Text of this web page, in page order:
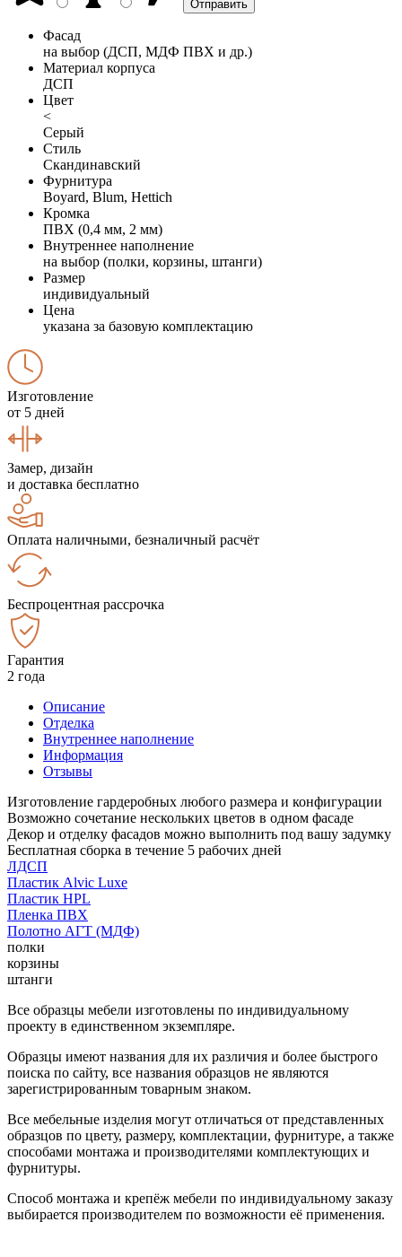
Фасад
на выбор (ДСП, МДФ ПВХ и др.)
Материал корпуса
ДСП
Цвет
<
Серый
Стиль
Скандинавский
Фурнитура
Boyard, Blum, Hettich
Кромка
ПВХ (0,4 мм, 2 мм)
Внутреннее наполнение
на выбор (полки, корзины, штанги)
Размер
индивидуальный
Цена
указана за базовую комплектацию
Изготовление
от 5 дней
Замер, дизайн
и доставка бесплатно
Оплата наличными, безналичный расчёт
Беспроцентная рассрочка
Гарантия
2 года
Описание
Отделка
Внутреннее наполнение
Информация
Отзывы
Изготовление гардеробных любого размера и конфигурации
Возможно сочетание нескольких цветов в одном фасаде
Декор и отделку фасадов можно выполнить под вашу задумку
Бесплатная сборка в течение 5 рабочих дней
ЛДСП
Пластик Alvic Luxe
Пластик HPL
Пленка ПВХ
Полотно АГТ (МДФ)
полки
корзины
штанги
Все образцы мебели изготовлены по индивидуальному
проекту в единственном экземпляре.
Образцы имеют названия для их различия и более быстрого
поиска по сайту, все названия образцов не являются
зарегистрированным товарным знаком.
Все мебельные изделия могут отличаться от представленных
образцов по цвету, размеру, комплектации, фурнитуре, а также
способами монтажа и производителями комплектующих и
фурнитуры.
Способ монтажа и крепёж мебели по индивидуальному заказу
выбирается производителем по возможности её применения.